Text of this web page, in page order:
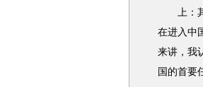
上：其
在进入中
来讲，我
国的首要